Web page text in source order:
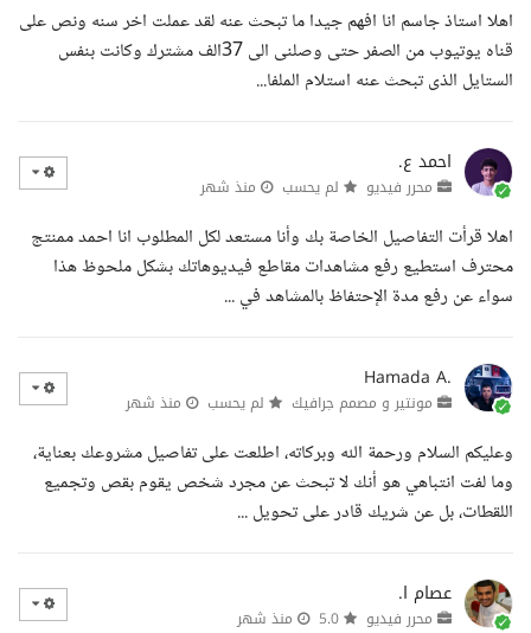
اهلا استاذ جاسم انا افهم جيدا ما تبحث عنه لقد عملت اخر سنه ونص على
قناه يوتيوب من الصفر حتى وصلنى الى 37الف مشترك وكانت بنفس
الستايل الذى تبحث عنه استلام الملفا...
احمد ع.
محرر فيديو لم يحسب منذ شهر
اهلا قرأت التفاصيل الخاصة بك وأنا مستعد لكل المطلوب انا احمد ممنتج
محترف استطيع رفع مشاهدات مقاطع فيديوهاتك بشكل ملحوظ هذا
سواء عن رفع مدة الإحتفاظ بالمشاهد في ...
Hamada A.
مونتير و مصمم جرافيك لم يحسب منذ شهر
وعليكم السلام ورحمة الله وبركاته، اطلعت على تفاصيل مشروعك بعناية،
وما لفت انتباهي هو أنك لا تبحث عن مجرد شخص يقوم بقص وتجميع
اللقطات، بل عن شريك قادر على تحويل ...
عصام ا.
محرر فيديو منذ شهر